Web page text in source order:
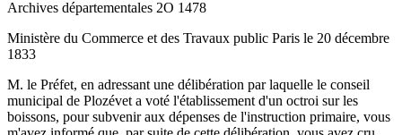
Archives départementales 2O 1478
Ministère du Commerce et des Travaux public Paris le 20 décembre
1833
M. le Préfet, en adressant une délibération par laquelle le conseil
municipal de Plozévet a voté l'établissement d'un octroi sur les
boissons, pour subvenir aux dépenses de l'instruction primaire, vous